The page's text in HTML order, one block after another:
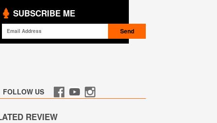
SUBSCRIBE ME
FOLLOW US
REVIEW